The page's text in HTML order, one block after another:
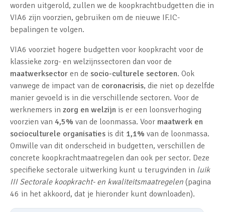
worden uitgerold, zullen we de koopkrachtbudgetten die in
VIA6 zijn voorzien, gebruiken om de nieuwe IF.IC-
bepalingen te volgen.
VIA6 voorziet hogere budgetten voor koopkracht voor de
klassieke zorg- en welzijnssectoren dan voor de
maatwerksector en de socio-culturele sectoren. Ook
vanwege de impact van de coronacrisis, die niet op dezelfde
manier gevoeld is in die verschillende sectoren. Voor de
werknemers in zorg en welzijn is er een loonsverhoging
voorzien van 4,5% van de loonmassa. Voor maatwerk en
socioculturele organisaties is dit 1,1% van de loonmassa.
Omwille van dit onderscheid in budgetten, verschillen de
concrete koopkrachtmaatregelen dan ook per sector. Deze
specifieke sectorale uitwerking kunt u terugvinden in luik
III Sectorale koopkracht- en kwaliteitsmaatregelen (pagina
46 in het akkoord, dat je hieronder kunt downloaden).